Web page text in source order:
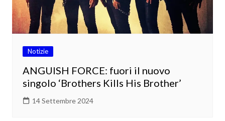
Notizie
ANGUISH FORCE: fuori il nuovo
singolo ‘Brothers Kills His Brother’
14 Settembre 2024